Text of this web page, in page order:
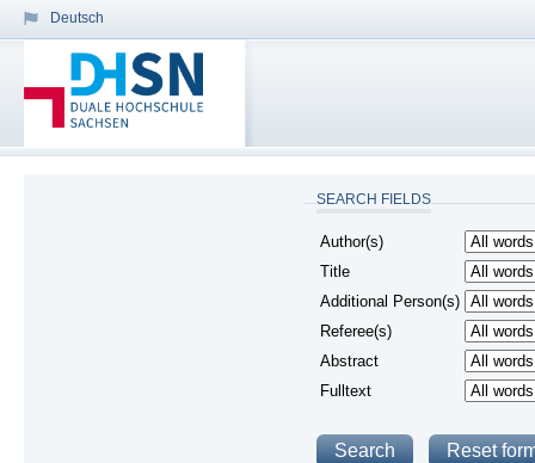
Deutsch
SEARCH FIELDS
Author(s)
Title
Additional Person(s)
Referee(s)
Abstract
Fulltext